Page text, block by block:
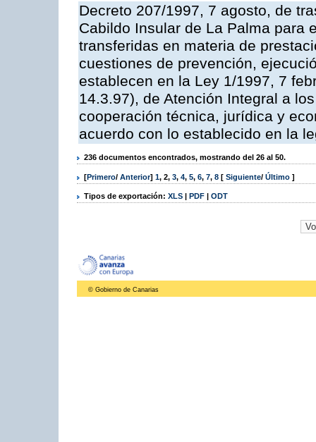
Decreto 207/1997, 7 agosto, de
Cabildo Insular de La Palma para
transferidas en materia de
cuestiones de prevención,
establecen en la Ley 1/1997, 7
14.3.97), de Atención Integral a
cooperación técnica, jurídica y
acuerdo con lo establecido en la
236 documentos encontrados, mostrando del 26 al 50.
[Primero/ Anterior] 1, 2, 3, 4, 5, 6, 7, 8 [ Siguiente/ Último ]
Tipos de exportación: XLS | PDF | ODT
© Gobierno de Canarias